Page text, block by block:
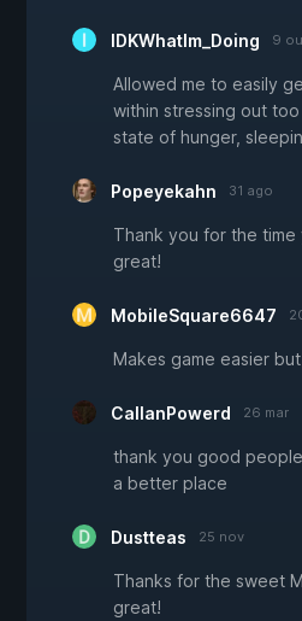
IDKWhatIm_Doing 9
Allowed me to easily
within stressing out
state of hunger,
Popeyekahn 31 ago
Thank you for the time
great!
MobileSquare6647
Makes game easier
CallanPowerd 26 mar
thank you good
a better place
Dustteas 25 nov
Thanks for the sweet
great!